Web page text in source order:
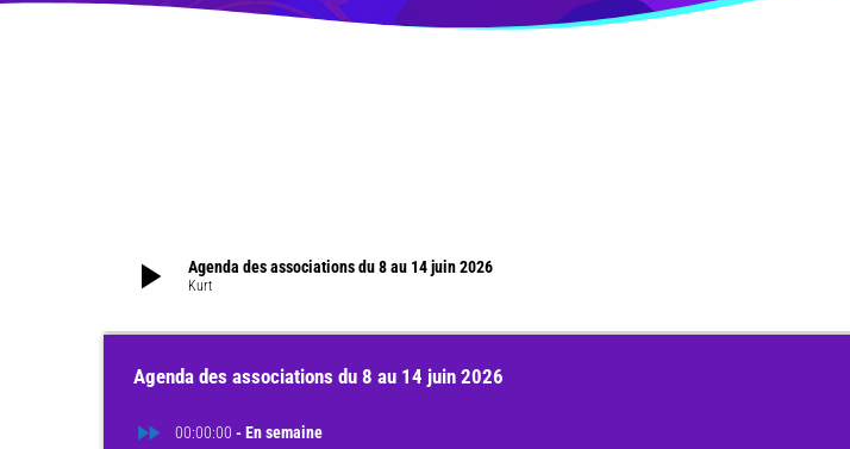
play_arrow Agenda des associations du 8 au 14 juin 2026
Kurt
Agenda des associations du 8 au 14 juin 2026
fast_forward 00:00:00 - En semaine